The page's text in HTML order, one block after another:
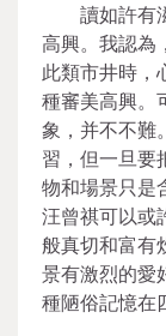
讀如許有
高興。我認為
此類市井時，
種審美高興。
象，并不不難
習，但一旦要
物和場景只是
汪曾祺可以或
般真切和富有
景有激烈的愛
種陋俗記憶在